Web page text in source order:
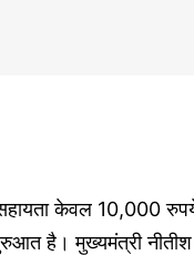
केवल 10,000
है। मुख्यमंत्री नीतीश